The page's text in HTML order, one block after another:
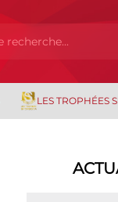
LES TROPHÉES